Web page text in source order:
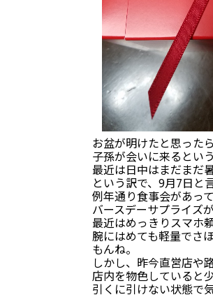
お盆が明けたと思った
子孫が会いに来るとい
最近は日中はまだまだ
という訳で、9月7日
例年通り食事会があっ
バースデーサプライズ
最近はめっきりスマホ
腕にはめても軽量でさ
もんね。
しかし、昨今直営店や
店内を物色していると
引くに引けない状態で